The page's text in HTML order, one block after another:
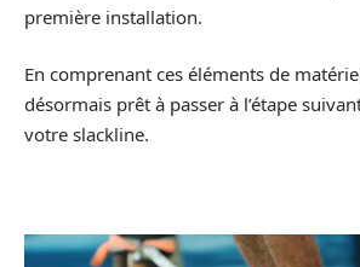
première installation.
En comprenant ces éléments de
désormais prêt à passer à l’étape
votre slackline.